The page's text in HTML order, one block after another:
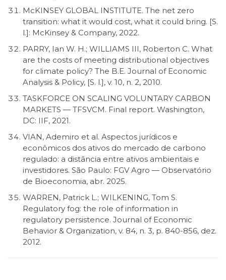
McKINSEY GLOBAL INSTITUTE. The net zero
transition: what it would cost, what it could bring. [S.
l.]: McKinsey & Company, 2022.
PARRY, Ian W. H.; WILLIAMS III, Roberton C. What
are the costs of meeting distributional objectives
for climate policy? The B.E. Journal of Economic
Analysis & Policy, [S. l.], v. 10, n. 2, 2010.
TASKFORCE ON SCALING VOLUNTARY CARBON
MARKETS — TFSVCM. Final report. Washington,
DC: IIF, 2021.
VIAN, Ademiro et al. Aspectos jurídicos e
econômicos dos ativos do mercado de carbono
regulado: a distância entre ativos ambientais e
investidores. São Paulo: FGV Agro — Observatório
de Bioeconomia, abr. 2025.
WARREN, Patrick L.; WILKENING, Tom S.
Regulatory fog: the role of information in
regulatory persistence. Journal of Economic
Behavior & Organization, v. 84, n. 3, p. 840-856, dez.
2012.